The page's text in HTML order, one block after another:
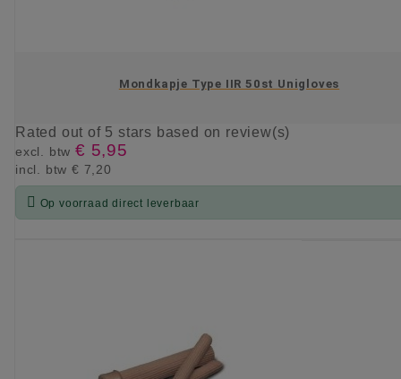
Mondkapje Type IIR 50st Unigloves
Rated out of 5 stars based on review(s)
excl. btw € 5,95
incl. btw € 7,20
 Op voorraad direct leverbaar